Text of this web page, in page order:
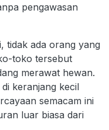
pengawasan
tidak ada orang yang
toko tersebut
merawat hewan.
keranjang kecil
semacam ini
luar biasa dari